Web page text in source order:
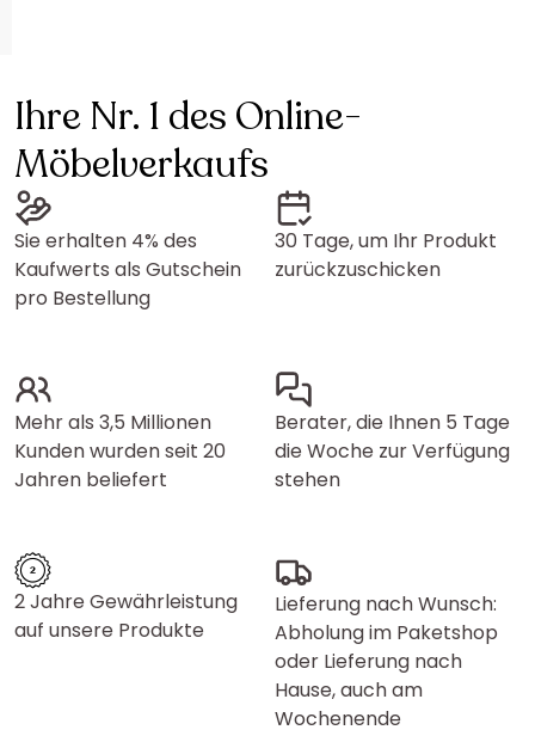
Ihre Nr. 1 des Online-
Möbelverkaufs
Sie erhalten 4% des
Kaufwerts als Gutschein
pro Bestellung
30 Tage, um Ihr Produkt
zurückzuschicken
Mehr als 3,5 Millionen
Kunden wurden seit 20
Jahren beliefert
Berater, die Ihnen 5 Tage
die Woche zur Verfügung
stehen
2 Jahre Gewährleistung
auf unsere Produkte
Lieferung nach Wunsch:
Abholung im Paketshop
oder Lieferung nach
Hause, auch am
Wochenende